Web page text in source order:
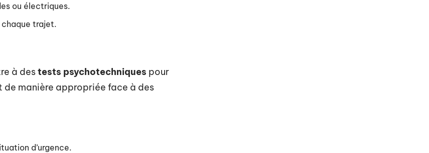
ou électriques.
chaque trajet.
à destests psychotechniques pour
manière appropriée face à des
d’urgence.